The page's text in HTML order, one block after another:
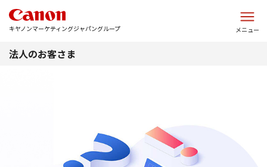
キヤノンマーケティングジャパングループ メニュー
法人のお客さま